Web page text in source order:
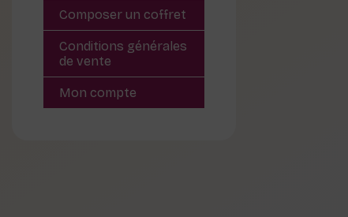
Composer un coffret
Conditions générales
de vente
Mon compte